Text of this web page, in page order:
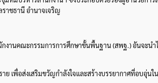
าชธานี อำนาจเจริญ
งานคณะกรรมการการศึกษาขั้นพื้นฐาน (สพฐ.) อันจะนำ
เพื่อส่งเสริมขวัญกำลังใจและสร้างบรรยากาศที่อบอุ่นใ